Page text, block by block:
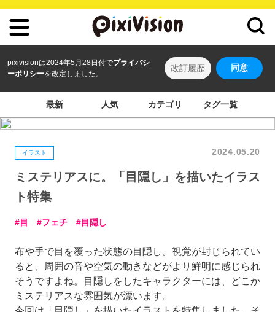
pixivisionは2024年5月28日付でプライバシ
ーポリシーを改定しました。
改訂履歴 同意
最新 人気 カテゴリ タグ一覧
イラスト 2024.05.20
ミステリアスに。「目隠し」を描いたイラス
ト特集
目 フェチ 目隠し
布や手で目を覆った状態の目隠し。視覚が封じられてい
ると、周囲の音や空気の動きなどがより鮮明に感じられ
そうですよね。目隠しをしたキャラクターには、どこか
ミステリアスな雰囲気が漂います。